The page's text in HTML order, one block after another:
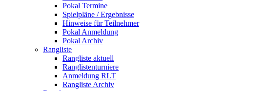
Pokal Termine
Spielpläne / Ergebnisse
Hinweise für Teilnehmer
Pokal Anmeldung
Pokal Archiv
Rangliste
Rangliste aktuell
Ranglistenturniere
Anmeldung RLT
Rangliste Archiv